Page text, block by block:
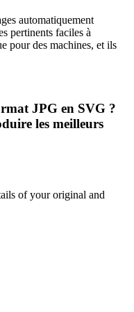
automatiquement
pertinents faciles à
pour des machines, et ils
JPG en SVG ?
les meilleurs